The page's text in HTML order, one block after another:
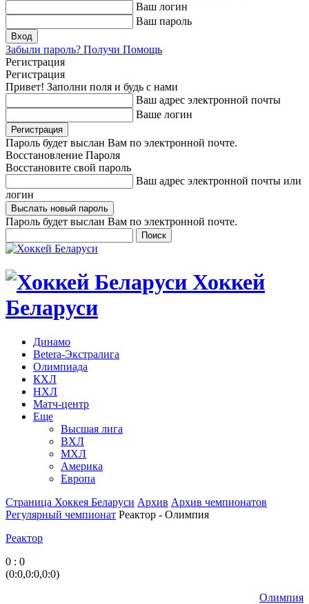
Ваш логин
Ваш пароль
Забыли пароль? Получи Помощь
Регистрация
Регистрация
Привет! Заполни поля и будь с нами
Ваш адрес электронной почты
Ваше логин
Пароль будет выслан Вам по электронной почте.
Восстановление Пароля
Восстановите свой пароль
Ваш адрес электронной почты или
логин
Пароль будет выслан Вам по электронной почте.
Хоккей
Беларуси
Динамо
Betera-Экстралига
Олимпиада
КХЛ
НХЛ
Матч-центр
Еще
Высшая лига
ВХЛ
МХЛ
Америка
Европа
Страница Хоккея Беларуси Архив Архив чемпионатов
Регулярный чемпионат Реактор - Олимпия
Реактор
0 : 0
(0:0,0:0,0:0)
Олимпия